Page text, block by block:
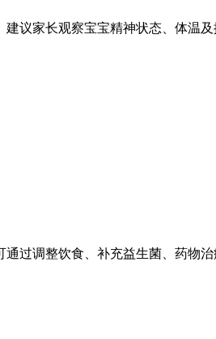
议家长观察宝宝精神状态、体温
过调整饮食、补充益生菌、药物治